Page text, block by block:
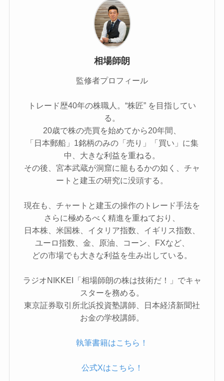
相場師朗
監修者プロフィール
トレード歴40年の株職人。“株匠” を目指してい
る。
20歳で株の売買を始めてから20年間、
「日本郵船」1銘柄のみの「売り」「買い」に集
中、大きな利益を重ねる。
その後、宮本武蔵が洞窟に籠もるかの如く、チャ
ートと建玉の研究に没頭する。
現在も、チャートと建玉の操作のトレード手法を
さらに極めるべく精進を重ねており、
日本株、米国株、イタリア指数、イギリス指数、
ユーロ指数、金、原油、コーン、FXなど、
どの市場でも大きな利益を生み出している。
ラジオNIKKEI「相場師朗の株は技術だ！」でキャ
スターを務める。
東京証券取引所北浜投資塾講師、日本経済新聞社
お金の学校講師。
執筆書籍はこちら！
公式Xはこちら！